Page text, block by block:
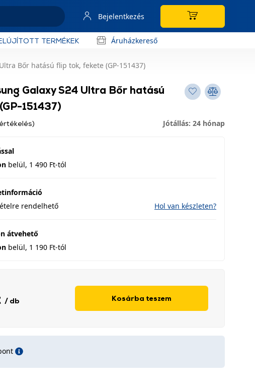
Bejelentkezés
TERMÉKEK Áruházkereső
Bőr hatású flip tok, fekete (GP-151437)
Galaxy S24 Ultra Bőr hatású
151437)
Jótállás: 24 hónap
belül, 1 490 Ft-tól
rendelhető
Hol van készleten?
átvehető
belül, 1 190 Ft-tól
/ db Kosárba teszem